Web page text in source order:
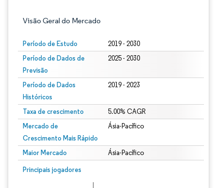
Visão Geral do Mercado
Período de Estudo 2019 - 2030
Período de Dados de
Previsão
2025 - 2030
Período de Dados
Históricos
2019 - 2023
Taxa de crescimento 5.00% CAGR
Mercado de
Crescimento Mais Rápido
Ásia-Pacífico
Maior Mercado Ásia-Pacífico
Principais jogadores
Imagem © Mordor Intelligence. O reuso requer atribuição conforme CC BY 4.0.